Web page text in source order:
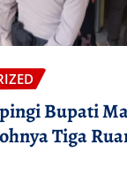
Bupati
Tiga